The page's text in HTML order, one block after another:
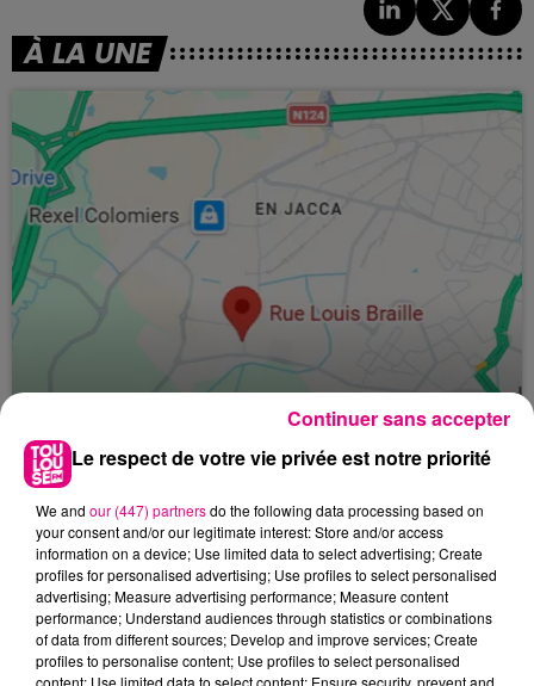
À LA UNE
24 juillet 2026
Incendie à Plaisance-du-Touch : des
habitations évacuées face à...
Le respect de votre vie privée est notre priorité
We and our (447) partnersdo the following data processing based on
your consent and/or our legitimate interest: Store and/or access
information on a device; Use limited data to select advertising; Create
profiles for personalised advertising; Use profiles to select personalised
advertising; Measure advertising performance; Measure content
performance; Understand audiences through statistics or combinations
of data from different sources; Develop and improve services; Create
profiles to personalise content; Use profiles to select personalised
content; Use limited data to select content; Ensure security, prevent and
Continuer sans accepter